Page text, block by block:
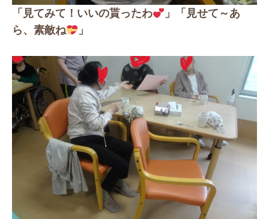
「見てみて！いいの貰ったわ
」「見せて～あ
ら、素敵ね
」